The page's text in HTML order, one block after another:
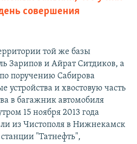
совершения
той же базы
Зарипов и Айрат Ситдиков, а
поручению Сабирова
устройства и хвостовую часть
в багажник автомобиля
15 ноября 2013 года
из Чистополя в Нижнекамск
"Татнефть",